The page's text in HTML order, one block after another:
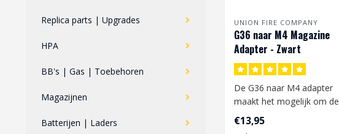
Replica parts | Upgrades
HPA
BB's | Gas | Toebehoren
Magazijnen
Batterijen | Laders
UNION FIRE COMPANY
G36 naar M4 Magazine
Adapter - Zwart
De G36 naar M4 adapter
maakt het mogelijk om de
veelgebruikte M4
magazijnen te g..
€13,95